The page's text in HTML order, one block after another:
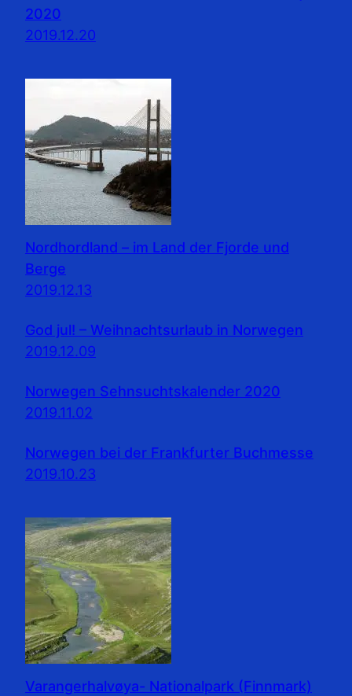
2020
2019.12.20
Nordhordland – im Land der Fjorde und
Berge
2019.12.13
God jul! – Weihnachtsurlaub in Norwegen
2019.12.09
Norwegen Sehnsuchtskalender 2020
2019.11.02
Norwegen bei der Frankfurter Buchmesse
2019.10.23
Varangerhalvøya- Nationalpark (Finnmark)